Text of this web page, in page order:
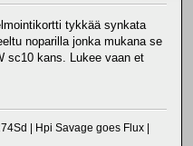
tykkää synkata
noparilla jonka mukana se
sc10 kans. Lukee vaan et
| Hpi Savage goes Flux |